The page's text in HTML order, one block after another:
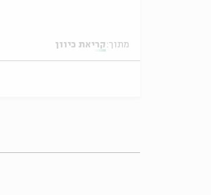
מתוך: קריאת כיוון